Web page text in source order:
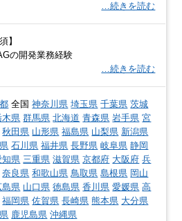
…続きを読む
】
の開発業務経験
…続きを読む
全国神奈川県 埼玉県 千葉県 茨城
木県 群馬県 北海道 青森県 岩手県 宮
秋田県 山形県 福島県 山梨県 新潟県
石川県 福井県 長野県 岐阜県 静岡
知県 三重県 滋賀県 京都府 大阪府 兵
奈良県 和歌山県 鳥取県 島根県 岡山
島県 山口県 徳島県 香川県 愛媛県 高
福岡県 佐賀県 長崎県 熊本県 大分県
鹿児島県 沖縄県